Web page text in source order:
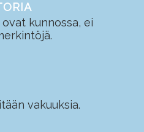
kunnossa, ei
vakuuksia.